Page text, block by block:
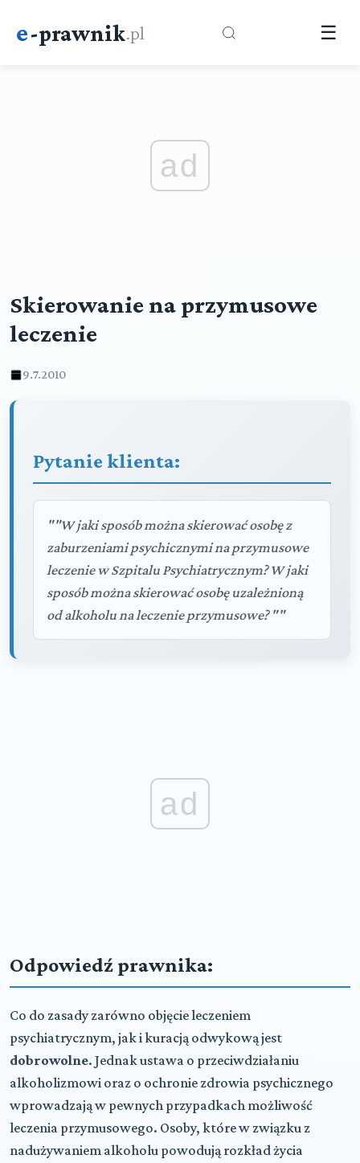
e-prawnik.pl ☰
ad
Skierowanie na przymusowe
leczenie
9.7.2010
Pytanie klienta:
""W jaki sposób można skierować osobę z
zaburzeniami psychicznymi na przymusowe
leczenie w Szpitalu Psychiatrycznym? W jaki
sposób można skierować osobę uzależnioną
od alkoholu na leczenie przymusowe? ""
ad
Odpowiedź prawnika:
Co do zasady zarówno objęcie leczeniem
psychiatrycznym, jak i kuracją odwykową jest
dobrowolne. Jednak ustawa o przeciwdziałaniu
alkoholizmowi oraz o ochronie zdrowia psychicznego
wprowadzają w pewnych przypadkach możliwość
leczenia przymusowego. Osoby, które w związku z
nadużywaniem alkoholu powodują rozkład życia